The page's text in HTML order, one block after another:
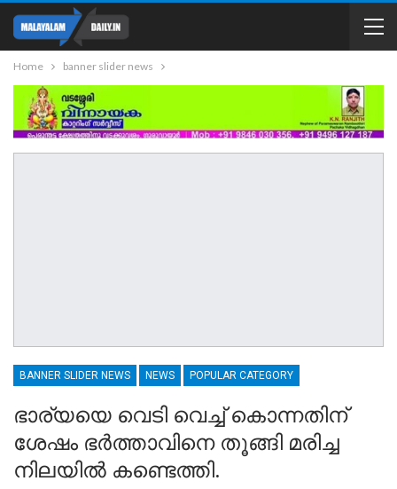
Home banner slider news
BANNER SLIDER NEWS NEWS POPULAR CATEGORY
ഭാര്യയെ വെടി വെച്ച് കൊന്നതിന്
ശേഷം ഭർത്താവിനെ തൂങ്ങി മരിച്ച
നിലയിൽ കണ്ടെത്തി.